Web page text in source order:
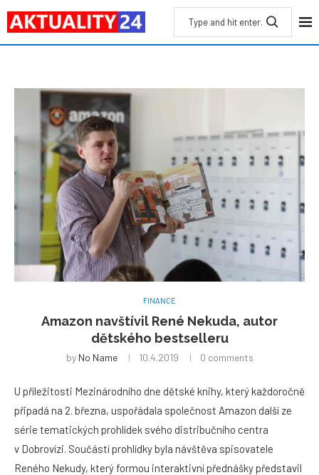
FINANCE
Amazon navštívil René Nekuda, autor
dětského bestselleru
by No Name 10.4.2019 0 comments
U příležitosti Mezinárodního dne dětské knihy, který každoročně
připadá na 2. března, uspořádala společnost Amazon další ze
série tematických prohlídek svého distribučního centra
v Dobrovízi. Součástí prohlídky byla návštěva spisovatele
Reného Nekudy, který formou interaktivní přednášky představil